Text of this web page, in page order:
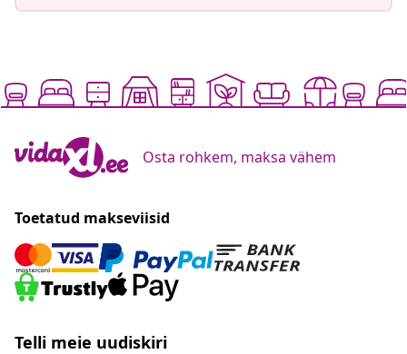
Osta rohkem, maksa vähem
Toetatud makseviisid
Telli meie uudiskiri